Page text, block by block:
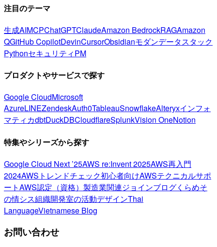
注目のテーマ
生成AIMCPChatGPTClaudeAmazon BedrockRAGAmazon
QGitHub CopilotDevinCursorObsidianモダンデータスタック
PythonセキュリティPM
プロダクトやサービスで探す
Google CloudMicrosoft
AzureLINEZendeskAuth0TableauSnowflakeAlteryxインフォ
マティカdbtDuckDBCloudflareSplunkVision OneNotion
特集やシリーズから探す
Google Cloud Next ’25AWS re:Invent 2025AWS再入門
2024AWSトレンドチェック初心者向けAWSテクニカルサポ
ートAWS認定（資格） 製造業関連ジョインブログくらめそ
の情シス組織開発室の活動デザインThai
LanguageVietnamese Blog
お問い合わせ